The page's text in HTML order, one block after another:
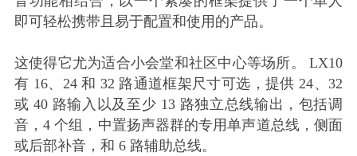
即可轻松携带且易于配置和使用的产品。
这使得它尤为适合小会堂和社区中心等场所。 LX10
有 16、24 和 32 路通道框架尺寸可选，提供 24、32
或 40 路输入以及至少 13 路独立总线输出，包括调
音，4 个组，中置扬声器群的专用单声道总线，侧面
或后部补音，和 6 路辅助总线。